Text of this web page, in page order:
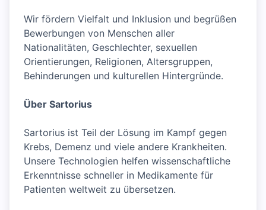
Wir fördern Vielfalt und Inklusion und begrüßen
Bewerbungen von Menschen aller
Nationalitäten, Geschlechter, sexuellen
Orientierungen, Religionen, Altersgruppen,
Behinderungen und kulturellen Hintergründe.
Über Sartorius
Sartorius ist Teil der Lösung im Kampf gegen
Krebs, Demenz und viele andere Krankheiten.
Unsere Technologien helfen wissenschaftliche
Erkenntnisse schneller in Medikamente für
Patienten weltweit zu übersetzen.